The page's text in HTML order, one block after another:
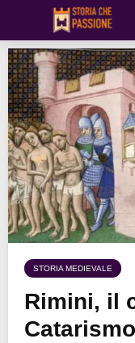
STORIA MEDIEVALE
Rimini, il
Catarismo